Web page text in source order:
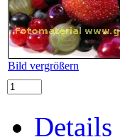
Bild vergrößern
Details